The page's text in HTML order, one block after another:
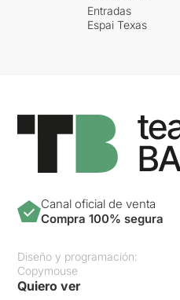
Entradas
Espai Texas
Canal oficial de venta
Compra 100% segura
Diseño y programación:
Copymouse
Quiero ver